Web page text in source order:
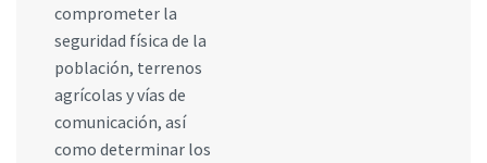
comprometer la
seguridad física de la
población, terrenos
agrícolas y vías de
comunicación, así
como determinar los